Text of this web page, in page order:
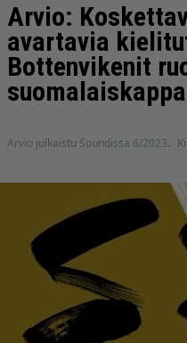
Arvio:
avartavia
Bottenvikenit
Arvio julkaistu Soundissa 6/2023.